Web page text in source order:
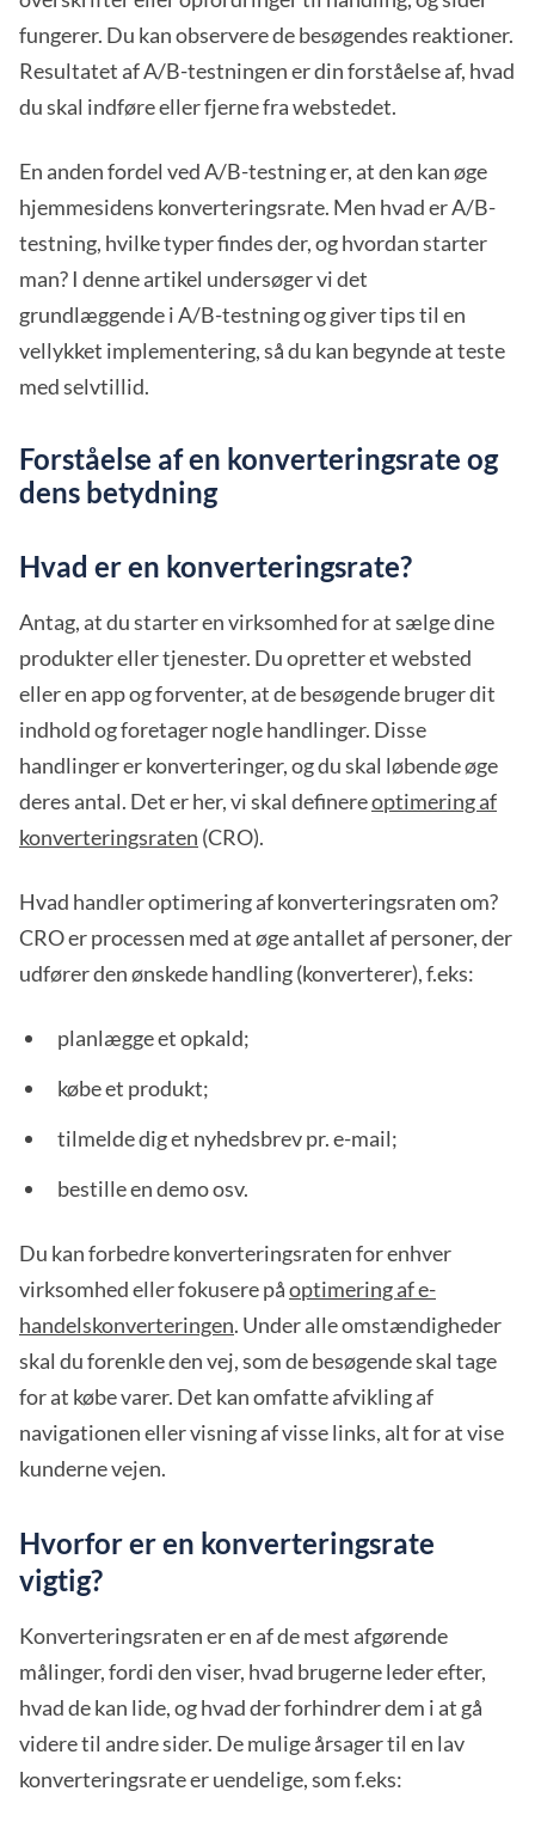
fungerer. Du kan observere de besøgendes reaktioner.
Resultatet af A/B-testningen er din forståelse af, hvad
du skal indføre eller fjerne fra webstedet.
En anden fordel ved A/B-testning er, at den kan øge
hjemmesidens konverteringsrate. Men hvad er A/B-
testning, hvilke typer findes der, og hvordan starter
man? I denne artikel undersøger vi det
grundlæggende i A/B-testning og giver tips til en
vellykket implementering, så du kan begynde at teste
med selvtillid.
Forståelse af en konverteringsrate og
dens betydning
Hvad er en konverteringsrate?
Antag, at du starter en virksomhed for at sælge dine
produkter eller tjenester. Du opretter et websted
eller en app og forventer, at de besøgende bruger dit
indhold og foretager nogle handlinger. Disse
handlinger er konverteringer, og du skal løbende øge
deres antal. Det er her, vi skal definereoptimering af
konverteringsraten (CRO).
Hvad handler optimering af konverteringsraten om?
CRO er processen med at øge antallet af personer, der
udfører den ønskede handling (konverterer), f.eks:
planlægge et opkald;
købe et produkt;
tilmelde dig et nyhedsbrev pr. e-mail;
bestille en demo osv.
Du kan forbedre konverteringsraten for enhver
virksomhed eller fokusere påoptimering af e-
handelskonverteringen. Under alle omstændigheder
skal du forenkle den vej, som de besøgende skal tage
for at købe varer. Det kan omfatte afvikling af
navigationen eller visning af visse links, alt for at vise
kunderne vejen.
Hvorfor er en konverteringsrate
vigtig?
Konverteringsraten er en af de mest afgørende
målinger, fordi den viser, hvad brugerne leder efter,
hvad de kan lide, og hvad der forhindrer dem i at gå
videre til andre sider. De mulige årsager til en lav
konverteringsrate er uendelige, som f.eks: